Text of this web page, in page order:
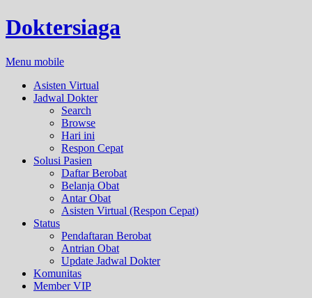
Doktersiaga
Menu mobile
Asisten Virtual
Jadwal Dokter
Search
Browse
Hari ini
Respon Cepat
Solusi Pasien
Daftar Berobat
Belanja Obat
Antar Obat
Asisten Virtual (Respon Cepat)
Status
Pendaftaran Berobat
Antrian Obat
Update Jadwal Dokter
Komunitas
Member VIP